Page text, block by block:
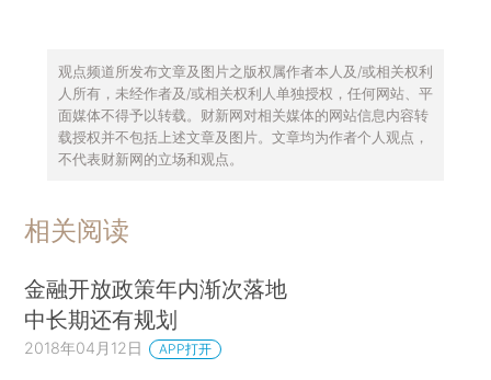
观点频道所发布文章及图片之版权属作者本人及/或相关权利
人所有，未经作者及/或相关权利人单独授权，任何网站、平
面媒体不得予以转载。财新网对相关媒体的网站信息内容转
载授权并不包括上述文章及图片。文章均为作者个人观点，
不代表财新网的立场和观点。
相关阅读
金融开放政策年内渐次落地
中长期还有规划
2018年04月12日 APP打开